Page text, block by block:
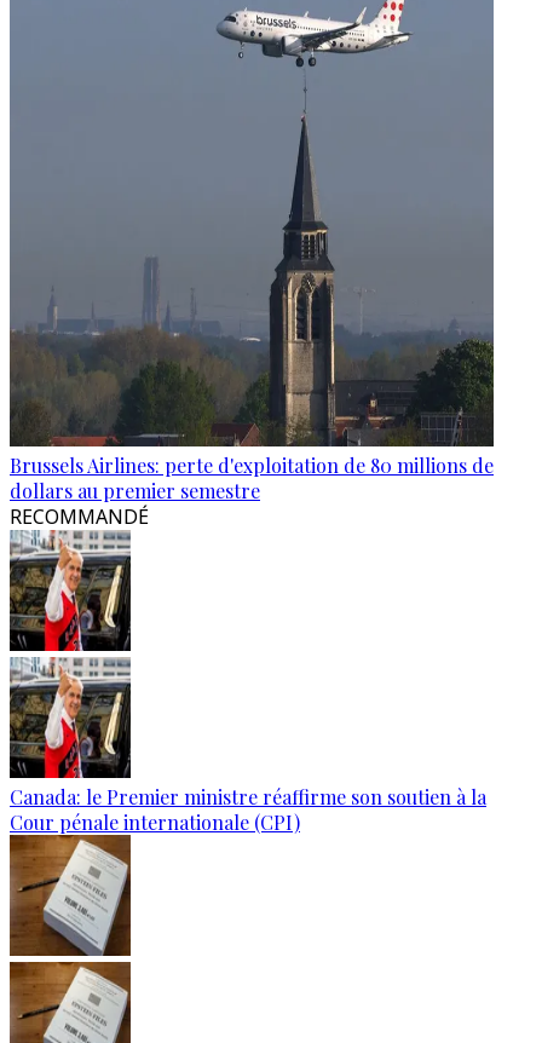
Brussels Airlines: perte d'exploitation de 80 millions de
dollars au premier semestre
RECOMMANDÉ
Canada: le Premier ministre réaffirme son soutien à la
Cour pénale internationale (CPI)